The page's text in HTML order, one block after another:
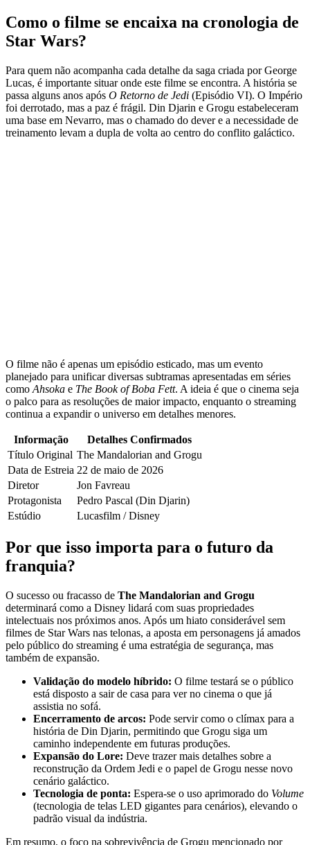
Como o filme se encaixa na cronologia de
Star Wars?
Para quem não acompanha cada detalhe da saga criada por George
Lucas, é importante situar onde este filme se encontra. A história se
passa alguns anos após O Retorno de Jedi (Episódio VI). O Império
foi derrotado, mas a paz é frágil. Din Djarin e Grogu estabeleceram
uma base em Nevarro, mas o chamado do dever e a necessidade de
treinamento levam a dupla de volta ao centro do conflito galáctico.
O filme não é apenas um episódio esticado, mas um evento
planejado para unificar diversas subtramas apresentadas em séries
como Ahsoka e The Book of Boba Fett. A ideia é que o cinema seja
o palco para as resoluções de maior impacto, enquanto o streaming
continua a expandir o universo em detalhes menores.
Informação
Detalhes Confirmados
Título Original The Mandalorian and Grogu
Data de Estreia 22 de maio de 2026
Diretor
Jon Favreau
Protagonista
Pedro Pascal (Din Djarin)
Estúdio
Lucasfilm / Disney
Por que isso importa para o futuro da
franquia?
O sucesso ou fracasso de The Mandalorian and Grogu
determinará como a Disney lidará com suas propriedades
intelectuais nos próximos anos. Após um hiato considerável sem
filmes de Star Wars nas telonas, a aposta em personagens já amados
pelo público do streaming é uma estratégia de segurança, mas
também de expansão.
Validação do modelo híbrido: O filme testará se o público
está disposto a sair de casa para ver no cinema o que já
assistia no sofá.
Encerramento de arcos: Pode servir como o clímax para a
história de Din Djarin, permitindo que Grogu siga um
caminho independente em futuras produções.
Expansão do Lore: Deve trazer mais detalhes sobre a
reconstrução da Ordem Jedi e o papel de Grogu nesse novo
cenário galáctico.
Tecnologia de ponta: Espera-se o uso aprimorado do Volume
(tecnologia de telas LED gigantes para cenários), elevando o
padrão visual da indústria.
Em resumo, o foco na sobrevivência de Grogu mencionado por